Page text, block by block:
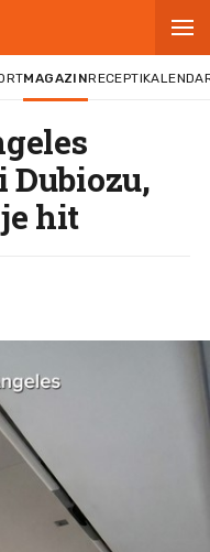
MAGAZINRECEPTI
Dubiozu,
hit